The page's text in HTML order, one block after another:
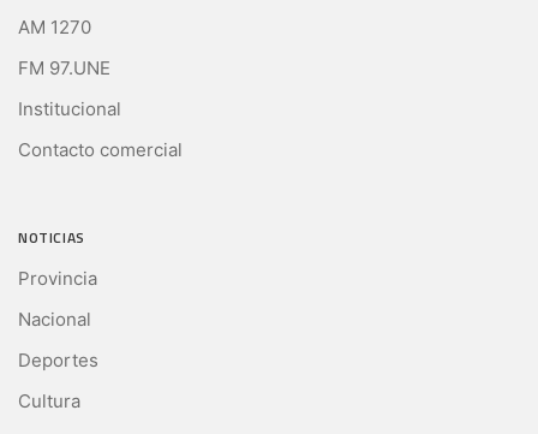
AM 1270
FM 97.UNE
Institucional
Contacto comercial
NOTICIAS
Provincia
Nacional
Deportes
Cultura